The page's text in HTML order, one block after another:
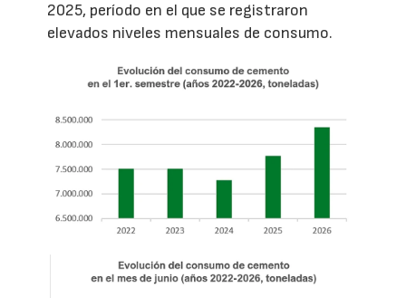
2025, período en el que se registraron
elevados niveles mensuales de consumo.